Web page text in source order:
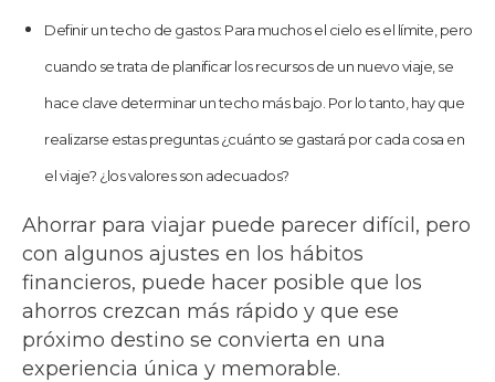
Definir un techo de gastos: Para muchos el cielo es el límite, pero
cuando se trata de planificar los recursos de un nuevo viaje, se
hace clave determinar un techo más bajo. Por lo tanto, hay que
realizarse estas preguntas ¿cuánto se gastará por cada cosa en
el viaje? ¿los valores son adecuados?
Ahorrar para viajar puede parecer difícil, pero
con algunos ajustes en los hábitos
financieros, puede hacer posible que los
ahorros crezcan más rápido y que ese
próximo destino se convierta en una
experiencia única y memorable.